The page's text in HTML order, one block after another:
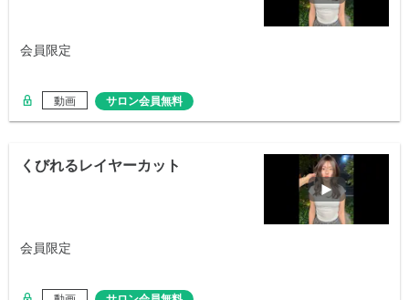
会員限定
動画 サロン会員無料
くびれるレイヤーカット
会員限定